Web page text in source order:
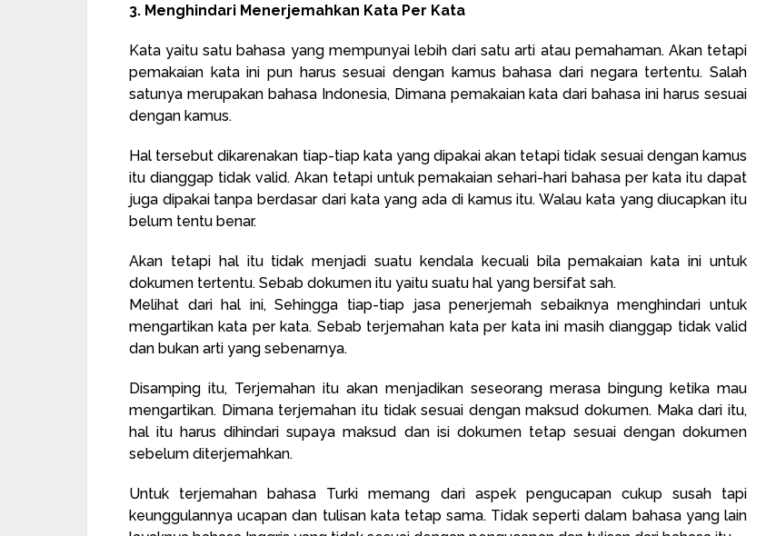
3. Menghindari Menerjemahkan Kata Per Kata
Kata yaitu satu bahasa yang mempunyai lebih dari satu arti atau pemahaman. Akan tetapi
pemakaian kata ini pun harus sesuai dengan kamus bahasa dari negara tertentu. Salah
satunya merupakan bahasa Indonesia, Dimana pemakaian kata dari bahasa ini harus sesuai
dengan kamus.
Hal tersebut dikarenakan tiap-tiap kata yang dipakai akan tetapi tidak sesuai dengan kamus
itu dianggap tidak valid. Akan tetapi untuk pemakaian sehari-hari bahasa per kata itu dapat
juga dipakai tanpa berdasar dari kata yang ada di kamus itu. Walau kata yang diucapkan itu
belum tentu benar.
Akan tetapi hal itu tidak menjadi suatu kendala kecuali bila pemakaian kata ini untuk
dokumen tertentu. Sebab dokumen itu yaitu suatu hal yang bersifat sah.
Melihat dari hal ini, Sehingga tiap-tiap jasa penerjemah sebaiknya menghindari untuk
mengartikan kata per kata. Sebab terjemahan kata per kata ini masih dianggap tidak valid
dan bukan arti yang sebenarnya.
Disamping itu, Terjemahan itu akan menjadikan seseorang merasa bingung ketika mau
mengartikan. Dimana terjemahan itu tidak sesuai dengan maksud dokumen. Maka dari itu,
hal itu harus dihindari supaya maksud dan isi dokumen tetap sesuai dengan dokumen
sebelum diterjemahkan.
Untuk terjemahan bahasa Turki memang dari aspek pengucapan cukup susah tapi
keunggulannya ucapan dan tulisan kata tetap sama. Tidak seperti dalam bahasa yang lain